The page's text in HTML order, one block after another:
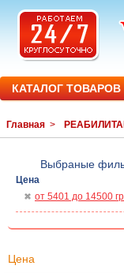
КАТАЛОГ ТОВАРОВ
Главная >
Выбраные
Цена
от 5401 до 14500
Цена